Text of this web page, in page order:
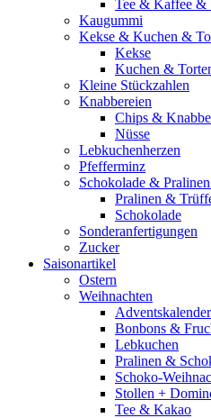
Tee & Kaffee &
Kaugummi
Kekse & Kuchen &
Kekse
Kuchen &
Kleine Stückzahlen
Knabbereien
Chips &
Nüsse
Lebkuchenherzen
Pfefferminz
Schokolade &
Pralinen &
Schokolade
Sonderanfertigungen
Zucker
Saisonartikel
Ostern
Weihnachten
Adventskalender
Bonbons &
Lebkuchen
Pralinen &
Schoko-
Stollen +
Tee & Kakao